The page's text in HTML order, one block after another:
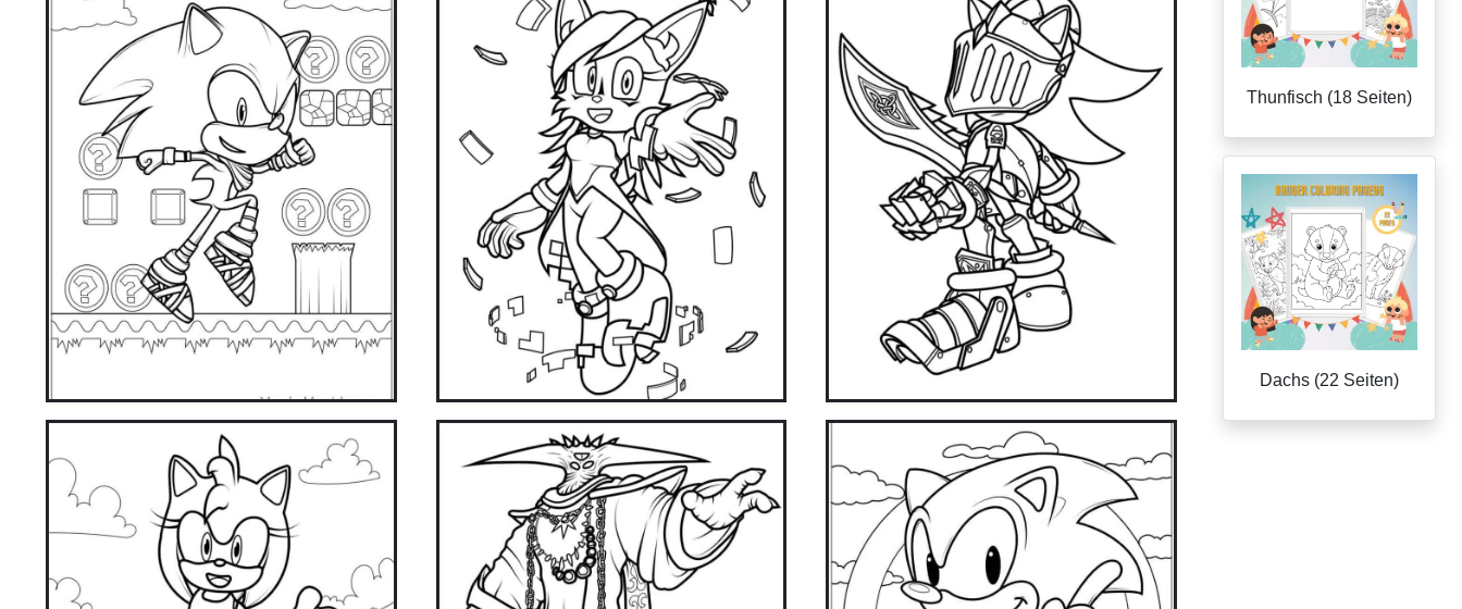
Thunfisch (18 Seiten)
Dachs (22 Seiten)